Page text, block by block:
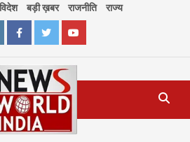
विदेश बड़ी ख़बर राजनीति राज्य
FacebookTwitterYoutube